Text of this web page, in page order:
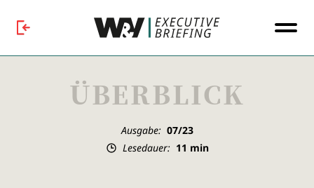
ÜBERBLICK
Ausgabe: 07/23
Lesedauer: 11 min